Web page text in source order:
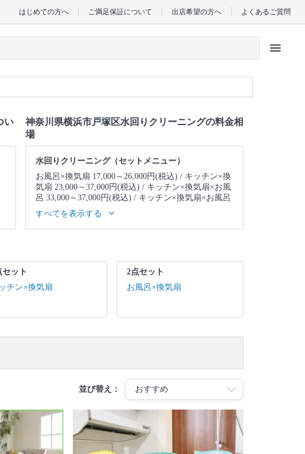
はじめての方へ ご満足保証について 出店希望の方へ よくあるご質問
menu
い
神奈川県横浜市戸塚区水回りクリーニングの料金相
場
水回りクリーニング（セットメニュー）
お風呂×換気扇 17,000～26,000円(税込)
キッチン×換
気扇 23,000～37,000円(税込)
キッチン×換気扇×お風
呂 33,000～37,000円(税込)
キッチン×換気扇×お風呂
×トイレ 39,000～43,000円(税込)
お風呂×トイレ×洗面所 43,000～47,000円(税込)
すべてを表示する
セット
チン×換気扇
2点セット
お風呂×換気扇
並び替え：